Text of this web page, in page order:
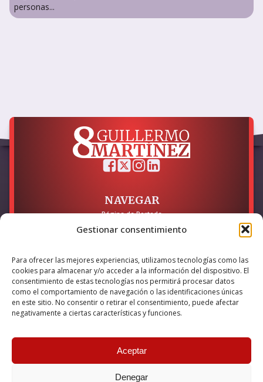
Gestionar consentimiento
Para ofrecer las mejores experiencias, utilizamos tecnologías como las
cookies para almacenar y/o acceder a la información del dispositivo. El
consentimiento de estas tecnologías nos permitirá procesar datos
como el comportamiento de navegación o las identificaciones únicas
en este sitio. No consentir o retirar el consentimiento, puede afectar
negativamente a ciertas características y funciones.
Aceptar
Denegar
personas...
NAVEGAR
Página de Portada
LEGAL
Política de Privacidad
Política de Cookies
Accesibilidad
Esta empresa ha sido beneficiaria del bono Kit Digital y lo ha
internet, financiado por la Unión Europea – NextGeneration EU
© 2026 Guillermo Martínez | Todos los derechos reservados |